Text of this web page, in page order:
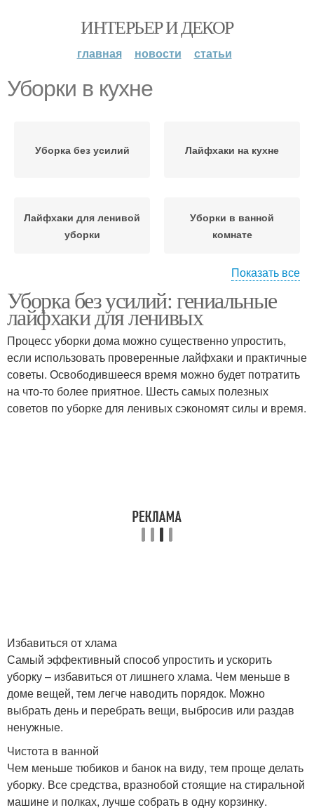
ИНТЕРЬЕР И ДЕКОР
главная новости статьи
Уборки в кухне
Уборка без усилий Лайфхаки на кухне
Лайфхаки для ленивой
уборки
Уборки в ванной
комнате
Уборки в спальне
вечер
Советы для ленивой
уборки
Показать все
Уборка без усилий: гениальные
лайфхаки для ленивых
Процесс уборки дома можно существенно упростить,
если использовать проверенные лайфхаки и практичные
советы. Освободившееся время можно будет потратить
на что-то более приятное. Шесть самых полезных
советов по уборке для ленивых сэкономят силы и время.
Избавиться от хлама
Самый эффективный способ упростить и ускорить
уборку – избавиться от лишнего хлама. Чем меньше в
доме вещей, тем легче наводить порядок. Можно
выбрать день и перебрать вещи, выбросив или раздав
ненужные.
Чистота в ванной
Чем меньше тюбиков и банок на виду, тем проще делать
уборку. Все средства, вразнобой стоящие на стиральной
машине и полках, лучше собрать в одну корзинку.